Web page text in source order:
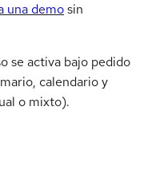
una demosin
se activa bajo pedido
calendario y
o mixto).